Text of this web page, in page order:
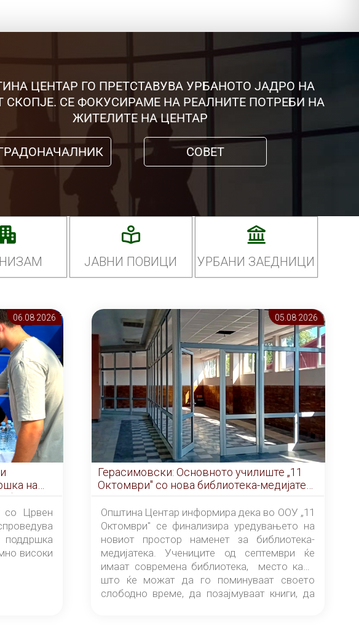
ЦЕНТАР ГО ПРЕТСТАВУВА УРБАНОТО ЈАДРО НА
СКОПЈЕ. СЕ ФОКУСИРАМЕ НА РЕАЛНИТЕ ПОТРЕБИ НА
ЖИТЕЛИТЕ НА ЦЕНТАР
СОВЕТ
ЈАВНИ ПОВИЦИ УРБАНИ ЗАЕДНИЦИ
06.08 2026
на
бран
со Црвен
поддршка
високи
05.08 2026
Герасимовски: Основното училиште „11
Октомври" со нова библиотека-медијатека
од септември
Општина Центар информира дека во ООУ „11
Октомври" се финализира уредувањето на
новиот простор наменет за библиотека-
медијатека. Учениците од септември ќе
имаат современа библиотека, место каде
што ќе можат да го поминуваат своето
слободно време, да позајмуваат книги, да